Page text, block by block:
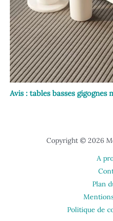
Avis : tables basses gigognes
Copyright © 2026
A
Plan
Politique de